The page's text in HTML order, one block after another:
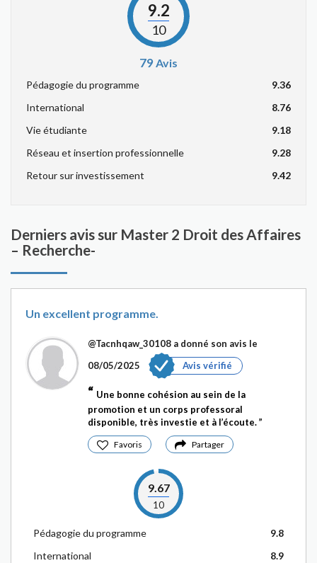
9.2
10
79Avis
Pédagogie du programme
9.36
International
8.76
Vie étudiante
9.18
Réseau et insertion professionnelle
9.28
Retour sur investissement
9.42
Derniers avis sur Master 2 Droit des Affaires
– Recherche-
Un excellent programme.
@Tacnhqaw_30108 a donné son avis le
08/05/2025
Avis vérifié
Une bonne cohésion au sein de la
promotion et un corps professoral
disponible, très investie et à l’écoute.
Favoris Partager
9.67
10
Pédagogie du programme
9.8
International
8.9